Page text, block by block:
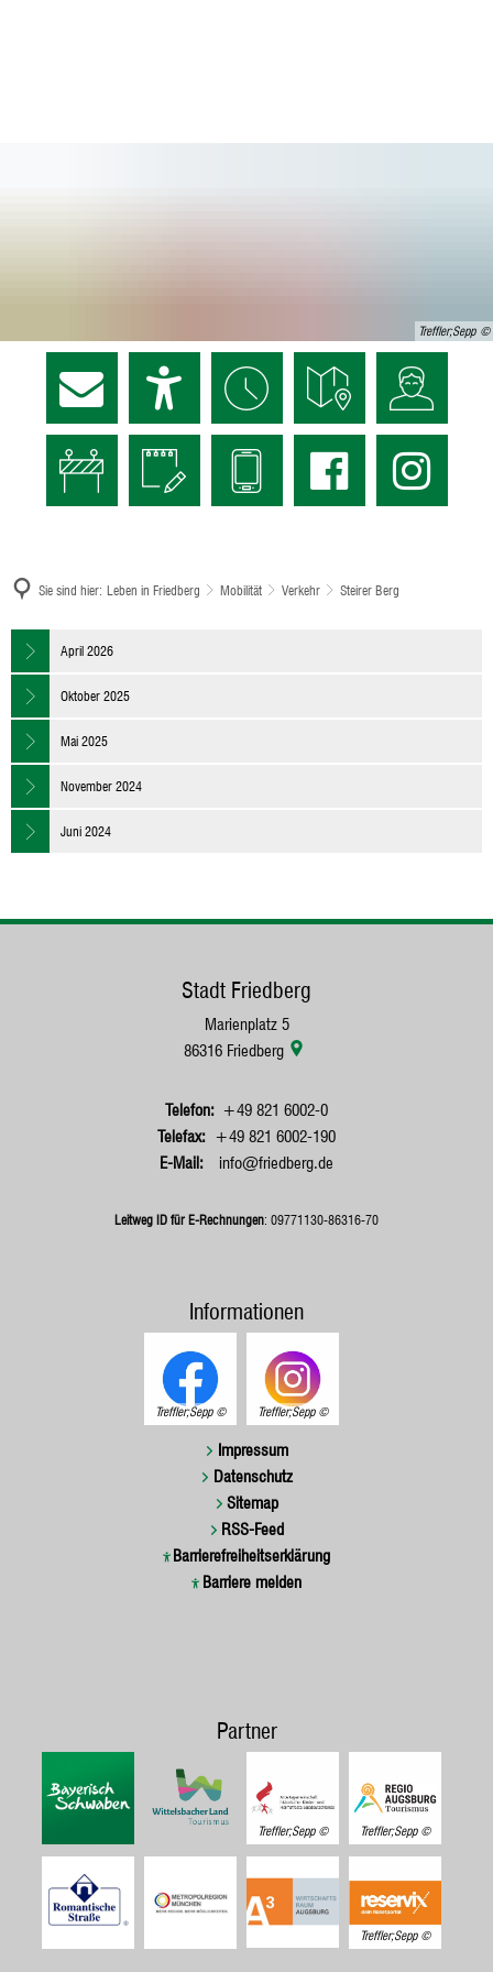
Treffler;Sepp
Sie sind hier: Leben in Friedberg Mobilität Verkehr Steirer Berg
Steirer
Berg
April 2026
Oktober 2025
Mai 2025
November 2024
Juni 2024
Stadt Friedberg
Marienplatz 5
86316 Friedberg
+49 821 6002-0
+49 821 6002-190
info@friedberg.de
Leitweg ID für E-Rechnungen: 09771130-86316-70
Informationen
Treffler;Sepp Treffler;Sepp
Impressum
Datenschutz
Sitemap
RSS-Feed
Barrierefreiheitserklärung
Barriere melden
Partner
Treffler;Sepp Treffler;Sepp
Treffler;Sepp